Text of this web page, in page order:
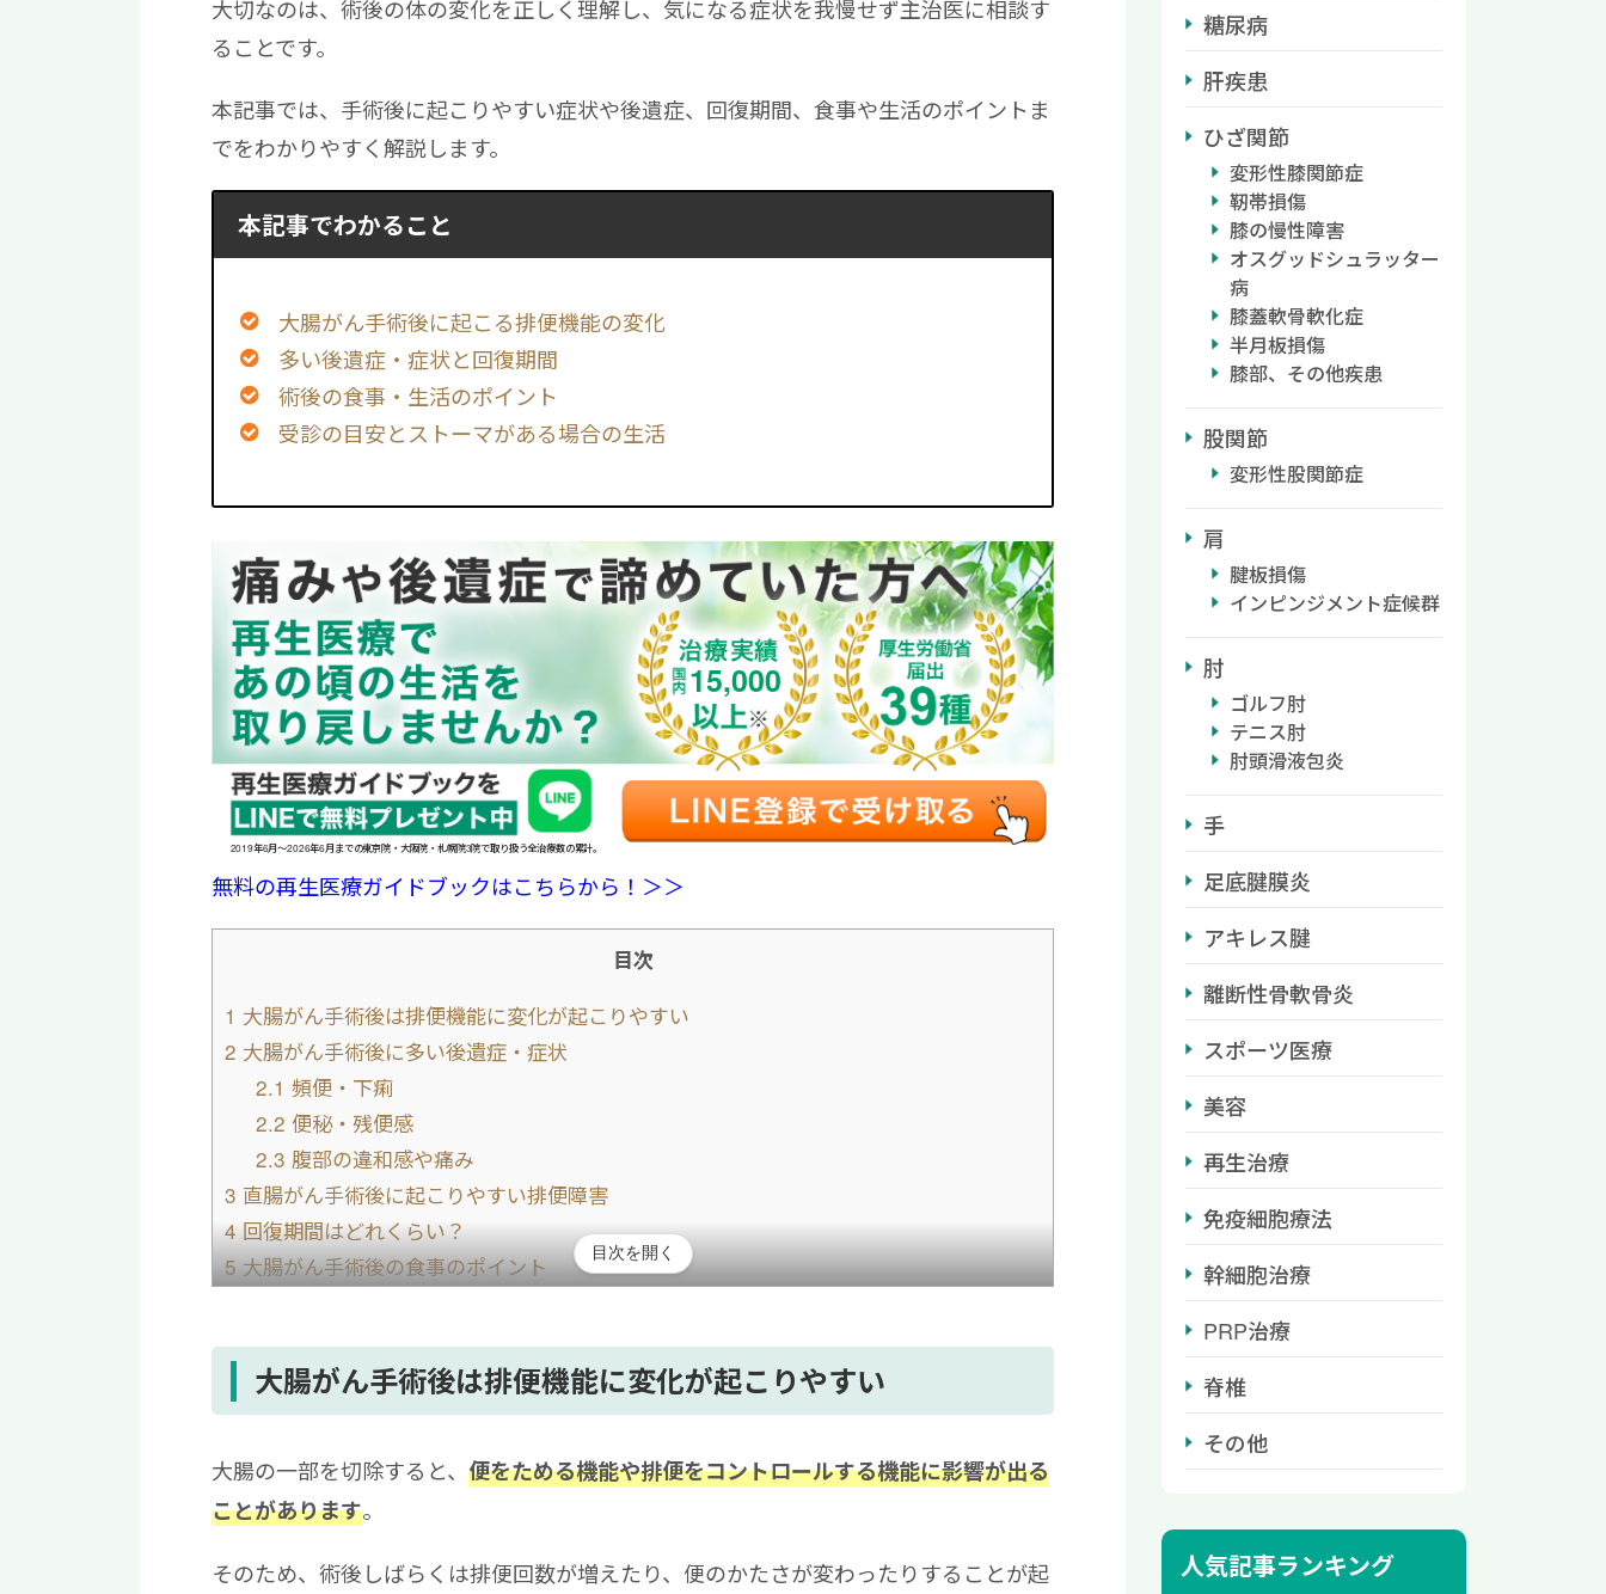
大切なのは、術後の体の変化を正しく理解し、気になる症状を我慢せず主治医に相談す
ることです。
本記事では、手術後に起こりやすい症状や後遺症、回復期間、食事や生活のポイントま
でをわかりやすく解説します。
本記事でわかること
大腸がん手術後に起こる排便機能の変化
多い後遺症・症状と回復期間
術後の食事・生活のポイント
受診の目安とストーマがある場合の生活
15,000
2019年6月〜2026年6月までの東京院・大阪院・札幌院3院で取り扱う全治療数の累計。
無料の再生医療ガイドブックはこちらから！＞＞
目次
1 大腸がん手術後は排便機能に変化が起こりやすい
2 大腸がん手術後に多い後遺症・症状
2.1 頻便・下痢
2.2 便秘・残便感
2.3 腹部の違和感や痛み
3 直腸がん手術後に起こりやすい排便障害
4回復期間はどれくらい？
5大腸がん手術後の食事のポイント
人工肛門（ストーマ）がある場合の生活
9術後の再発予防を支える再生医療という選択肢
目次を開く
大腸がん手術後は排便機能に変化が起こりやすい
大腸の一部を切除すると、 便をためる機能や排便をコントロールする機能に影響が出る
ことがあります。
そのため、術後しばらくは排便回数が増えたり、便のかたさが変わったりすることが起
糖尿病
肝疾患
ひざ関節
変形性膝関節症
靭帯損傷
膝の慢性障害
オスグッドシュラッター
病
膝蓋軟骨軟化症
半月板損傷
膝部、その他疾患
股関節
変形性股関節症
肩
腱板損傷
インピンジメント症候群
肘
ゴルフ肘
テニス肘
肘頭滑液包炎
手
足底腱膜炎
アキレス腱
離断性骨軟骨炎
スポーツ医療
美容
再生治療
免疫細胞療法
幹細胞治療
PRP治療
脊椎
その他
人気記事ランキング